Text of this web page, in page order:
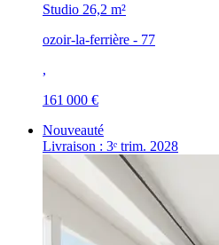
Studio 26,2 m²
ozoir-la-ferrière - 77
,
161 000 €
Nouveauté
Livraison : 3ᵉ trim. 2028